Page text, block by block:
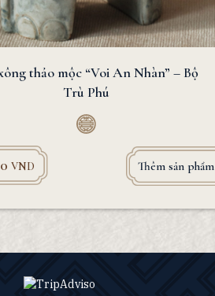
thảo mộc “Voi An Nhàn” – Bộ
Trù Phú
VND Thêm sản phẩm